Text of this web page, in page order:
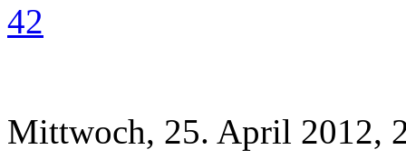
42
Mittwoch, 25. April 2012,